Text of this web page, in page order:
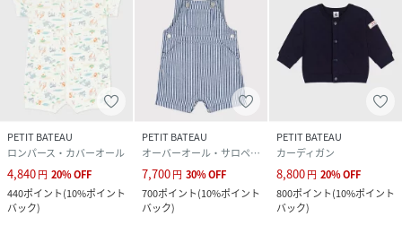
PETIT BATEAU
ロンパース・カバーオール
4,840円 20%OFF
440ポイント(10%ポイント
バック)
PETIT BATEAU
オーバーオール・サロペット
7,700円 30%OFF
700ポイント(10%ポイント
バック)
PETIT BATEAU
カーディガン
8,800円 20%OFF
800ポイント(10%ポイント
バック)